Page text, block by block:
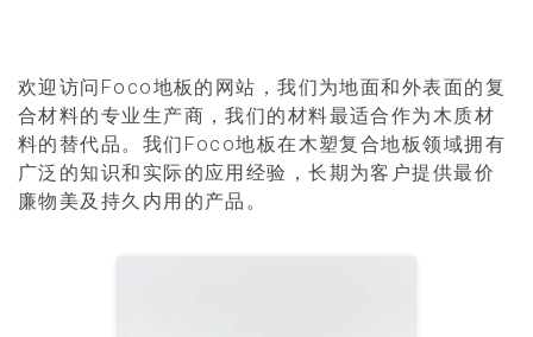
欢迎访问Foco地板的网站，我们为地面和外表面的复
合材料的专业生产商，我们的材料最适合作为木质材
料的替代品。我们Foco地板在木塑复合地板领域拥有
广泛的知识和实际的应用经验，长期为客户提供最价
廉物美及持久内用的产品。